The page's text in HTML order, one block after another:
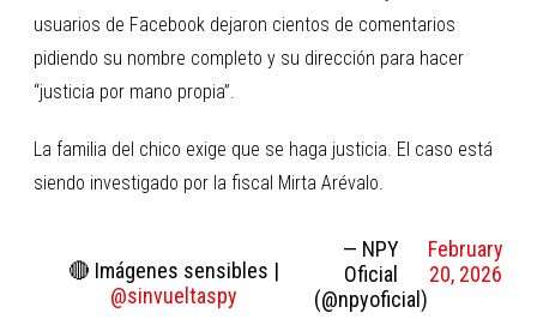
usuarios de Facebook dejaron cientos de comentarios
pidiendo su nombre completo y su dirección para hacer
“justicia por mano propia”.
La familia del chico exige que se haga justicia. El caso está
siendo investigado por la fiscal Mirta Arévalo.
🔴 Imágenes sensibles |
@sinvueltaspy
— NPY
Oficial
(@npyoficial)
February
20, 2026